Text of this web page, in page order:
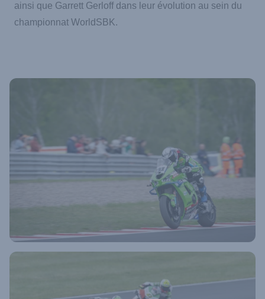
ainsi que Garrett Gerloff dans leur évolution au sein du
championnat WorldSBK.